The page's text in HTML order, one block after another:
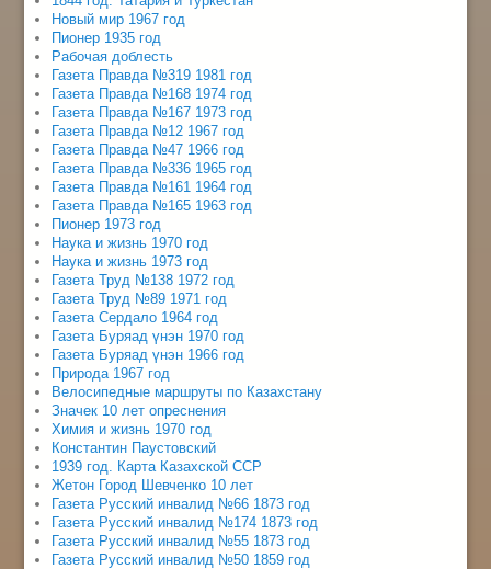
Новый мир 1967 год
Пионер 1935 год
Рабочая доблесть
Газета Правда №319 1981 год
Газета Правда №168 1974 год
Газета Правда №167 1973 год
Газета Правда №12 1967 год
Газета Правда №47 1966 год
Газета Правда №336 1965 год
Газета Правда №161 1964 год
Газета Правда №165 1963 год
Пионер 1973 год
Наука и жизнь 1970 год
Наука и жизнь 1973 год
Газета Труд №138 1972 год
Газета Труд №89 1971 год
Газета Сердало 1964 год
Газета Буряад үнэн 1970 год
Газета Буряад үнэн 1966 год
Природа 1967 год
Велосипедные маршруты по Казахстану
Значек 10 лет опреснения
Химия и жизнь 1970 год
Константин Паустовский
1939 год. Карта Казахской ССР
Жетон Город Шевченко 10 лет
Газета Русский инвалид №66 1873 год
Газета Русский инвалид №174 1873 год
Газета Русский инвалид №55 1873 год
Газета Русский инвалид №50 1859 год